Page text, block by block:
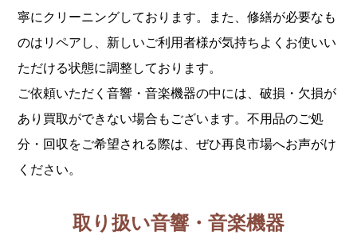
寧にクリーニングしております。また、修繕が必要なも
のはリペアし、新しいご利用者様が気持ちよくお使いい
ただける状態に調整しております。
ご依頼いただく音響・音楽機器の中には、破損・欠損が
あり買取ができない場合もございます。不用品のご処
分・回収をご希望される際は、ぜひ再良市場へお声がけ
ください。
取り扱い音響・音楽機器